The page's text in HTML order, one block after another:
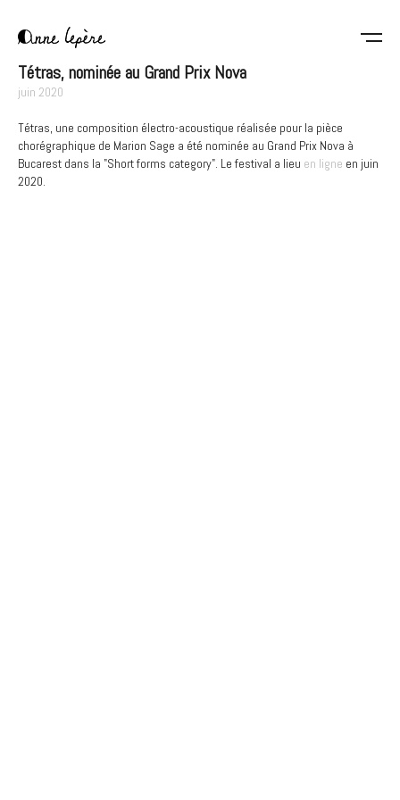
contenu
principal
Lepère
Tétras, nominée au Grand Prix Nova
juin 2020
Tétras, une composition électro-acoustique réalisée pour la pièce
chorégraphique de Marion Sage a été nominée au Grand Prix Nova à
Bucarest dans la "Short forms category". Le festival a lieu en ligne en juin
2020.